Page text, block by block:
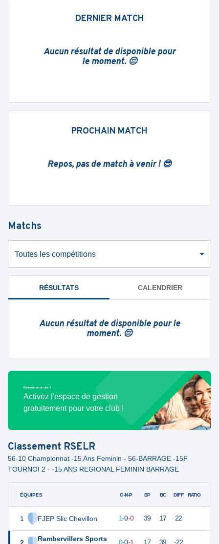
DERNIER MATCH
Aucun résultat de disponible pour
le moment. 😔
PROCHAIN MATCH
Repos, pas de match à venir ! 😎
Matchs
Toutes les compétitions
RÉSULTATS CALENDRIER
Aucun résultat de disponible pour le
moment. 😔
Bénévole de ce club ?
Activez l'espace de gestion
gratuitement pour votre club !
Classement RSELR
56-10 Championnat -15 Ans Feminin - 56-BARRAGE -15F
TOURNOI 2 - -15 ANS REGIONAL FEMININ BARRAGE
ÉQUIPES
1 FJEP Slic Chevillon
Rambervillers Sports
G-N-P BP BC DIFF RATIO
3 1-0-0 39 17 22
1 1 0-0-1 17 39 -22